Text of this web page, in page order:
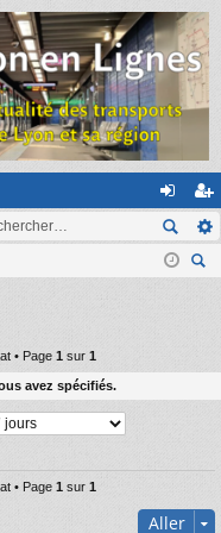
on
ne
ns
cri
• Page 1 sur 1
avez spécifiés.
• Page 1 sur 1
Aller